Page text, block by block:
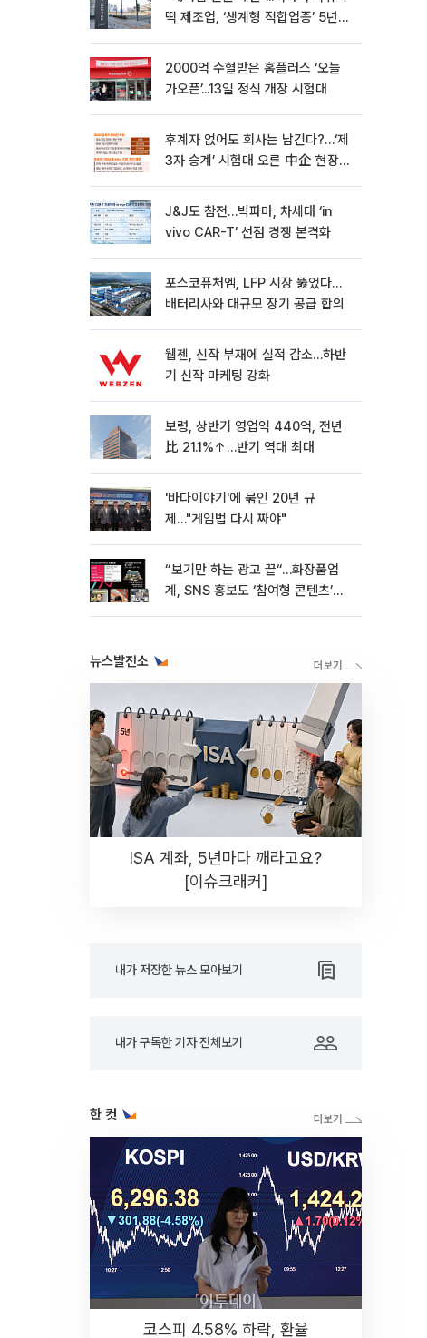
떡 제조업, ‘생계형 적합업종’ 5년
2000억 수혈받은 홈플러스 ‘오늘
가오픈’...13일 정식 개장 시험대
후계자 없어도 회사는 남긴다?…‘제
3자 승계’ 시험대 오른 中企 현장
J&J도 참전…빅파마, 차세대 ‘in
vivo CAR-T’ 선점 경쟁 본격화
포스코퓨처엠, LFP 시장 뚫었다…
배터리사와 대규모 장기 공급 합의
웹젠, 신작 부재에 실적 감소…하반
기 신작 마케팅 강화
보령, 상반기 영업익 440억, 전년
比 21.1%↑…반기 역대 최대
'바다이야기'에 묶인 20년 규
제…"게임법 다시 짜야"
“보기만 하는 광고 끝“…화장품업
계, SNS 홍보도 ‘참여형 콘텐츠’로
뉴스발전소
ISA 계좌, 5년마다 깨라고요?
[이슈크래커]
내가 저장한 뉴스 모아보기
내가 구독한 기자 전체보기
한 컷
코스피 4.58% 하락, 환율